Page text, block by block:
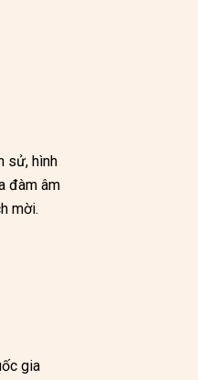
sử, hình
đàm âm
mời.
gia